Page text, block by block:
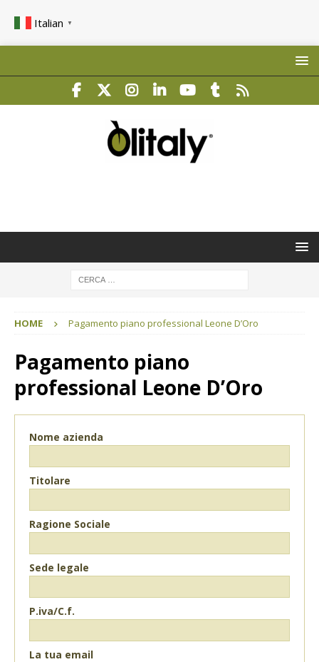
Italian ▼
HOME Pagamento piano professional Leone D’Oro
Pagamento piano
professional Leone D’Oro
Nome azienda
Titolare
Ragione Sociale
Sede legale
P.iva/C.f.
La tua email